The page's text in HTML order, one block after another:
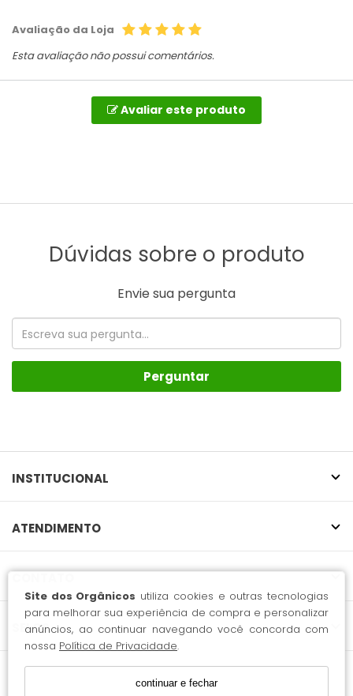
Site dos Orgânicos utiliza cookies e outras tecnologias
para melhorar sua experiência de compra e personalizar
anúncios, ao continuar navegando você concorda com
nossa Política de Privacidade.
continuar e fechar
Avaliação da Loja
Esta avaliação não possui comentários.
Avaliar este produto
Dúvidas sobre o produto
Envie sua pergunta
Perguntar
INSTITUCIONAL
ATENDIMENTO
SELOS
51.497.622 Rafi Boudjikian / CNPJ: 51.497.622/0001-08